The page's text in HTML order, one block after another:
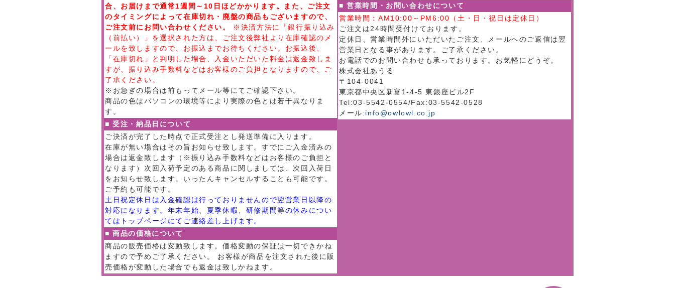
合、お届けまで通常1週間～10日ほどかかります。また、ご注文
のタイミングによって在庫切れ・廃盤の商品もございますので、
ご注文前にお問い合わせください。
※決済方法に「銀行振り込み
（前払い）」を選択された方は、ご注文後弊社より在庫確認のメ
ールを致しますので、お振込までお待ちください。お振込後、
「在庫切れ」と判明した場合、入金いただいた料金は返金致しま
すが、振り込み手数料などはお客様のご負担となりますので、ご
了承ください。
※お急ぎの場合は前もってメール等にてご確認下さい。
商品の色はパソコンの環境等により実際の色とは若干異なりま
す。
■ 受注・納品日について
ご決済が完了した時点で正式受注とし発送準備に入ります。
在庫が無い場合はその旨お知らせ致します。すでにご入金済みの
場合は返金致します（※振り込み手数料などはお客様のご負担と
なります）次回入荷予定のある商品に関しましては、次回入荷日
をお知らせ致します。いったんキャンセルすることも可能です。
ご予約も可能です。
土日祝定休日は入金確認は行っておりませんので翌営業日以降の
対応になります。年末年始、夏季休暇、研修期間等の休みについ
てはトップページにてご連絡差し上げます。
■ 商品の価格について
商品の販売価格は変動致します。価格変動の保証は一切できかね
ますので予めご了承ください。 お客様が商品を注文された後に販
売価格が変動した場合でも返金は致しかねます。
■ 営業時間・お問い合わせについて
営業時間：AM10:00～PM6:00（土・日・祝日は定休日）
ご注文は24時間受付けております。
定休日、営業時間外にいただいたご注文、メールへのご返信は翌
営業日となる事があります。ご了承ください。
お電話でのお問い合わせも承っております。お気軽にどうぞ。
株式会社あうる
〒104-0041
東京都中央区新富1-4-5 東銀座ビル2F
Tel:03-5542-0554/Fax:03-5542-0528
メール:info@owlowl.co.jp